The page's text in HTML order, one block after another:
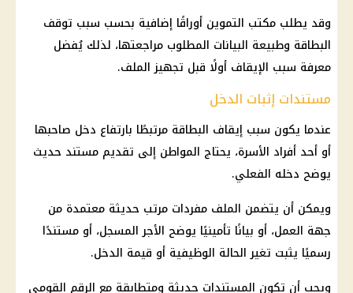
وقد يطلب مكتب التموين أوراقًا إضافية بحسب سبب توقف
البطاقة وطبيعة البيانات المطلوب مراجعتها، لذلك يُفضل
معرفة سبب الإيقاف أولًا قبل تجهيز الملف.
مستندات إثبات الدخل
عندما يكون سبب إيقاف البطاقة مرتبطًا بارتفاع دخل صاحبها
أو أحد أفراد الأسرة، يحتاج المواطن إلى تقديم مستند حديث
يوضح دخله الفعلي.
ويمكن أن يتضمن الملف مفردات مرتب حديثة معتمدة من
جهة العمل، أو بيانًا تأمينيًا يوضح الأجر المسجل، أو مستندًا
رسميًا يثبت تغير الحالة الوظيفية أو قيمة الدخل.
ويجب أن تكون المستندات حديثة ومتطابقة مع الرقم القومي